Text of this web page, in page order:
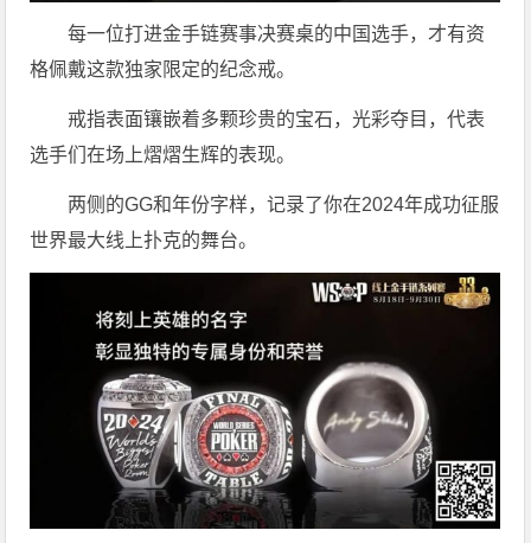
每一位打进金手链赛事决赛桌的中国选手，才有资
格佩戴这款独家限定的纪念戒。
戒指表面镶嵌着多颗珍贵的宝石，光彩夺目，代表
选手们在场上熠熠生辉的表现。
两侧的GG和年份字样，记录了你在2024年成功征服
世界最大线上扑克的舞台。